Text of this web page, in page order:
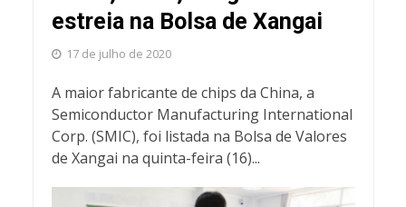
estreia na Bolsa de Xangai
17 de julho de 2020
A maior fabricante de chips da China, a
Semiconductor Manufacturing International
Corp. (SMIC), foi listada na Bolsa de Valores
de Xangai na quinta-feira (16)...